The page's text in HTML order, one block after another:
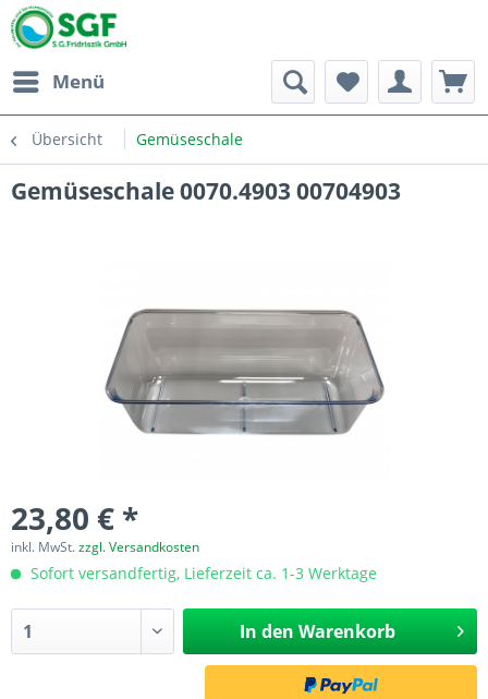
Menü
Übersicht Gemüseschale
Gemüseschale 0070.4903 00704903
23,80 € *
inkl. MwSt.zzgl. Versandkosten
Sofort versandfertig, Lieferzeit ca. 1-3 Werktage
In den Warenkorb